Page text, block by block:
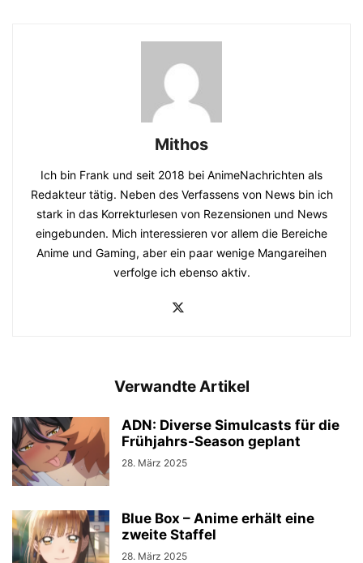
Mithos
Ich bin Frank und seit 2018 bei AnimeNachrichten als
Redakteur tätig. Neben des Verfassens von News bin ich
stark in das Korrekturlesen von Rezensionen und News
eingebunden. Mich interessieren vor allem die Bereiche
Anime und Gaming, aber ein paar wenige Mangareihen
verfolge ich ebenso aktiv.
Verwandte Artikel
ADN: Diverse Simulcasts für die
Frühjahrs-Season geplant
28. März 2025
Blue Box – Anime erhält eine
zweite Staffel
28. März 2025